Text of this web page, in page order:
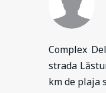
Complex
strada
km de plaja